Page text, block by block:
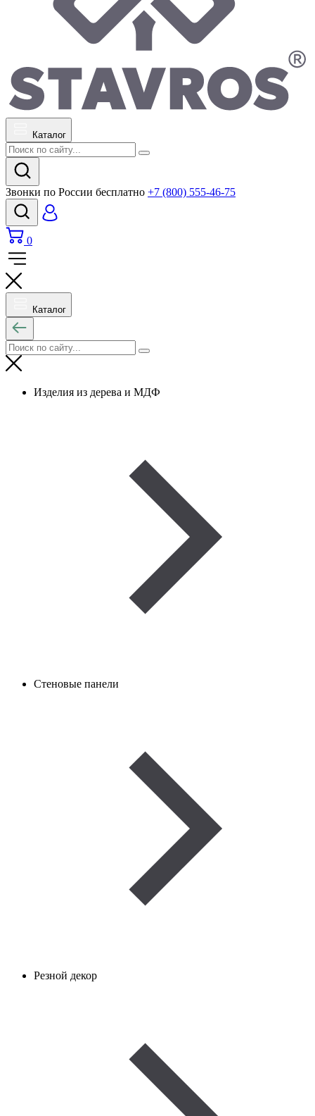
Каталог
Звонки по России бесплатно +7 (800) 555-46-75
0
Каталог
Изделия из дерева и МДФ
Стеновые панели
Резной декор